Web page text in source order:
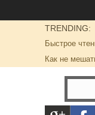
TRENDING:
Быстрое
Как не